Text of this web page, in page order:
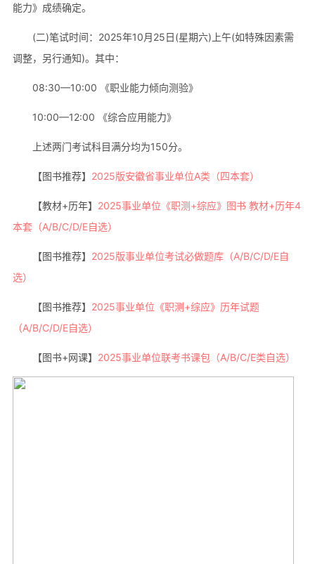
能力》成绩确定。
(二)笔试时间：2025年10月25日(星期六)上午(如特殊因素需
调整，另行通知)。其中：
08:30—10:00 《职业能力倾向测验》
10:00—12:00 《综合应用能力》
上述两门考试科目满分均为150分。
【图书推荐】 2025版安徽省事业单位A类（四本套）
【教材+历年】 2025事业单位《职测+综应》图书 教材+历年4
本套（A/B/C/D/E自选）
【图书推荐】 2025版事业单位考试必做题库（A/B/C/D/E自
选）
【图书推荐】 2025事业单位《职测+综应》历年试题
（A/B/C/D/E自选）
【图书+网课】 2025事业单位联考书课包（A/B/C/E类自选）